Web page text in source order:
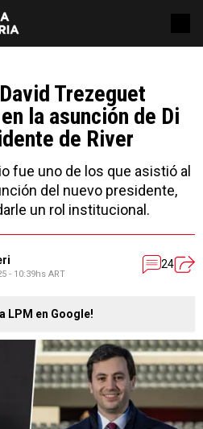
Trezeguet
la asunción de Di
de River
fue uno de los que asistió al
del nuevo presidente,
un rol institucional.
- 10:39hs ART
24
LPM en Google!